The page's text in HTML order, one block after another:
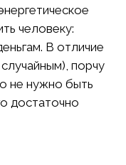
человеку:
В отличие
порчу
не нужно быть
достаточно